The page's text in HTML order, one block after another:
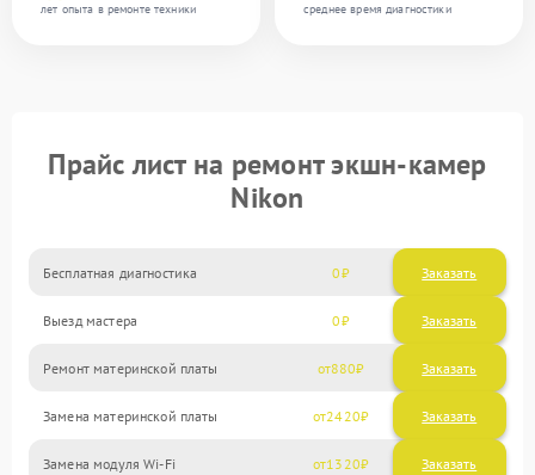
лет опыта в ремонте техники
среднее время диагностики
Прайс лист на ремонт экшн-камер
Nikon
Бесплатная диагностика 0 Заказать
Выезд мастера 0 Заказать
Ремонт материнской платы 880
Замена материнской платы 2420
Замена модуля Wi-Fi 1320